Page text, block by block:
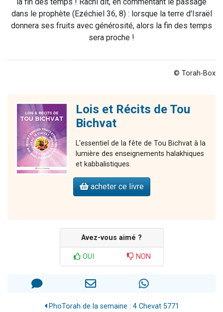
dans le prophète (Ezéchiel 36, 8) : lorsque la terre d'Israël
donnera ses fruits avec générosité, alors la fin des temps
sera proche !
© Torah-Box
Lois et Récits de Tou
Bichvat
L'essentiel de la fête de Tou Bichvat à la
lumière des enseignements halakhiques
et kabbalistiques.
acheter ce livre
Avez-vous aimé ?
OUI NON
PhoTorah de la semaine : 4 Chevat 5771